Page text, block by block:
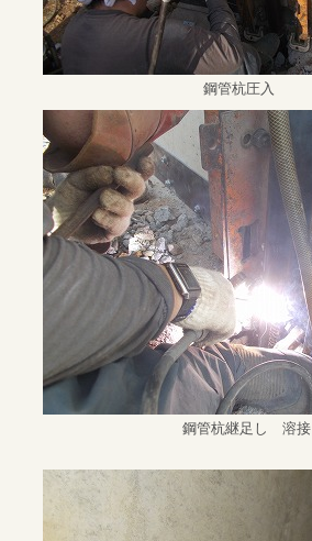
鋼管杭圧入
鋼管杭継足し 溶接